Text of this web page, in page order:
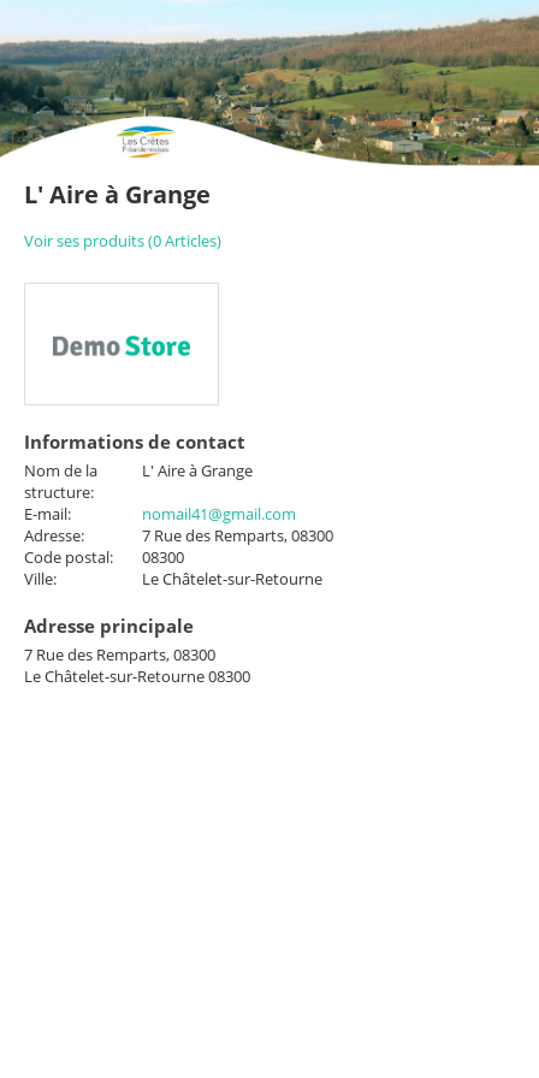
L' Aire à Grange
Voir ses produits (0 Articles)
Informations de contact
Nom de la
structure:
L' Aire à Grange
E-mail:
nomail41@gmail.com
Adresse:
7 Rue des Remparts, 08300
Code postal:
08300
Ville:
Le Châtelet-sur-Retourne
Adresse principale
7 Rue des Remparts, 08300
Le Châtelet-sur-Retourne 08300